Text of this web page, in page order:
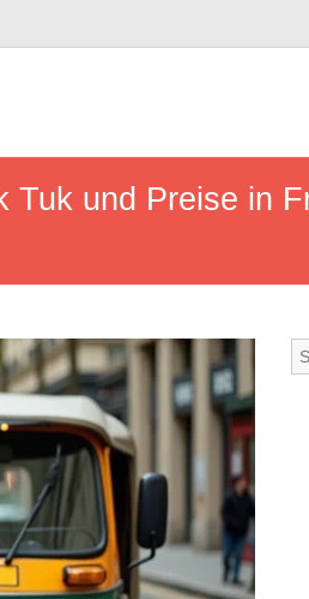
und Preise in